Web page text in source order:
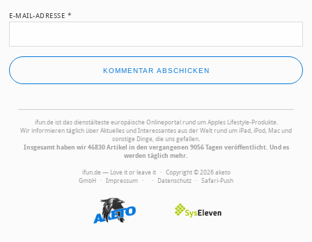
E-MAIL-ADRESSE *
ifun.de ist das dienstälteste europäische Onlineportal rund um Apples Lifestyle-Produkte.
Wir informieren täglich über Aktuelles und Interessantes aus der Welt rund um iPad, iPod, Mac und
sonstige Dinge, die uns gefallen.
Insgesamt haben wir 46830 Artikel in den vergangenen 9056 Tagen veröffentlicht. Und es
werden täglich mehr.
ifun.de — Love it or leave it · Copyright © 2026 aketo
GmbH · Impressum · · Datenschutz · Safari-Push